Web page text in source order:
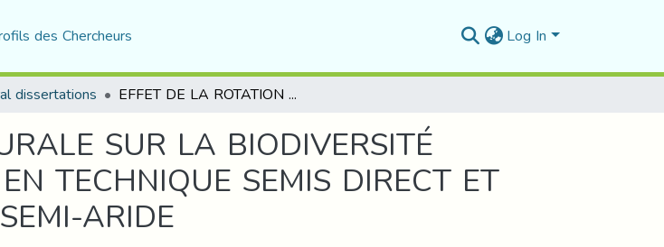
des Chercheurs Log In
dissertations EFFET DE LA ROTATION CULTURALE SUR LA BIODIVERSITÉ AGRICOLE ET LA DURABILITÉ EN TECHNIQUE SEMIS DIRECT ET CONVENTIONNELLE EN ZONE SEMI-ARIDE
SUR LA BIODIVERSITÉ
TECHNIQUE SEMIS DIRECT ET
ARIDE